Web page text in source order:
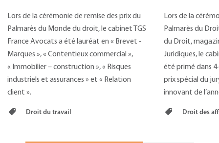
Lors de la cérémonie de remise des prix du
Palmarès du Monde du droit, le cabinet TGS
France Avocats a été lauréat en « Brevet -
Marques », « Contentieux commercial »,
« Immobilier – construction », « Risques
industriels et assurances » et « Relation
client ».
Droit du travail
Lors de la
Palmarès du
du Droit,
Juridiques, le
été primé dans
prix spécial du
innovant de
Droit des